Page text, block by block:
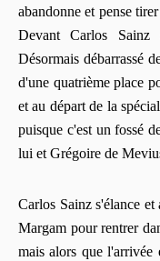
abandonne et pense
Devant Carlos
Désormais débarrassé
d'une quatrième place
et au départ de la
puisque c'est un fossé
lui et Grégoire de
Carlos Sainz s'élance
Margam pour rentrer
mais alors que